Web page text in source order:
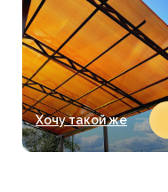
Хочу такой же